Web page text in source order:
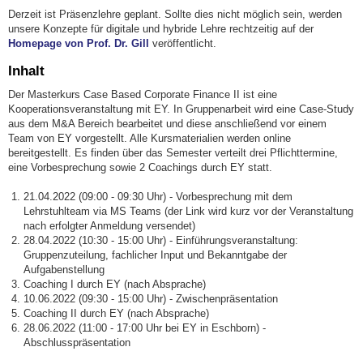
Derzeit ist Präsenzlehre geplant. Sollte dies nicht möglich sein, werden
unsere Konzepte für digitale und hybride Lehre rechtzeitig auf der
Homepage von Prof. Dr. Gill veröffentlicht.
Inhalt
Der Masterkurs Case Based Corporate Finance II ist eine
Kooperationsveranstaltung mit EY. In Gruppenarbeit wird eine Case-Study
aus dem M&A Bereich bearbeitet und diese anschließend vor einem
Team von EY vorgestellt. Alle Kursmaterialien werden online
bereitgestellt. Es finden über das Semester verteilt drei Pflichttermine,
eine Vorbesprechung sowie 2 Coachings durch EY statt.
21.04.2022 (09:00 - 09:30 Uhr) - Vorbesprechung mit dem
Lehrstuhlteam via MS Teams (der Link wird kurz vor der Veranstaltung
nach erfolgter Anmeldung versendet)
28.04.2022 (10:30 - 15:00 Uhr) - Einführungsveranstaltung:
Gruppenzuteilung, fachlicher Input und Bekanntgabe der
Aufgabenstellung
Coaching I durch EY (nach Absprache)
10.06.2022 (09:30 - 15:00 Uhr) - Zwischenpräsentation
Coaching II durch EY (nach Absprache)
28.06.2022 (11:00 - 17:00 Uhr bei EY in Eschborn) -
Abschlusspräsentation